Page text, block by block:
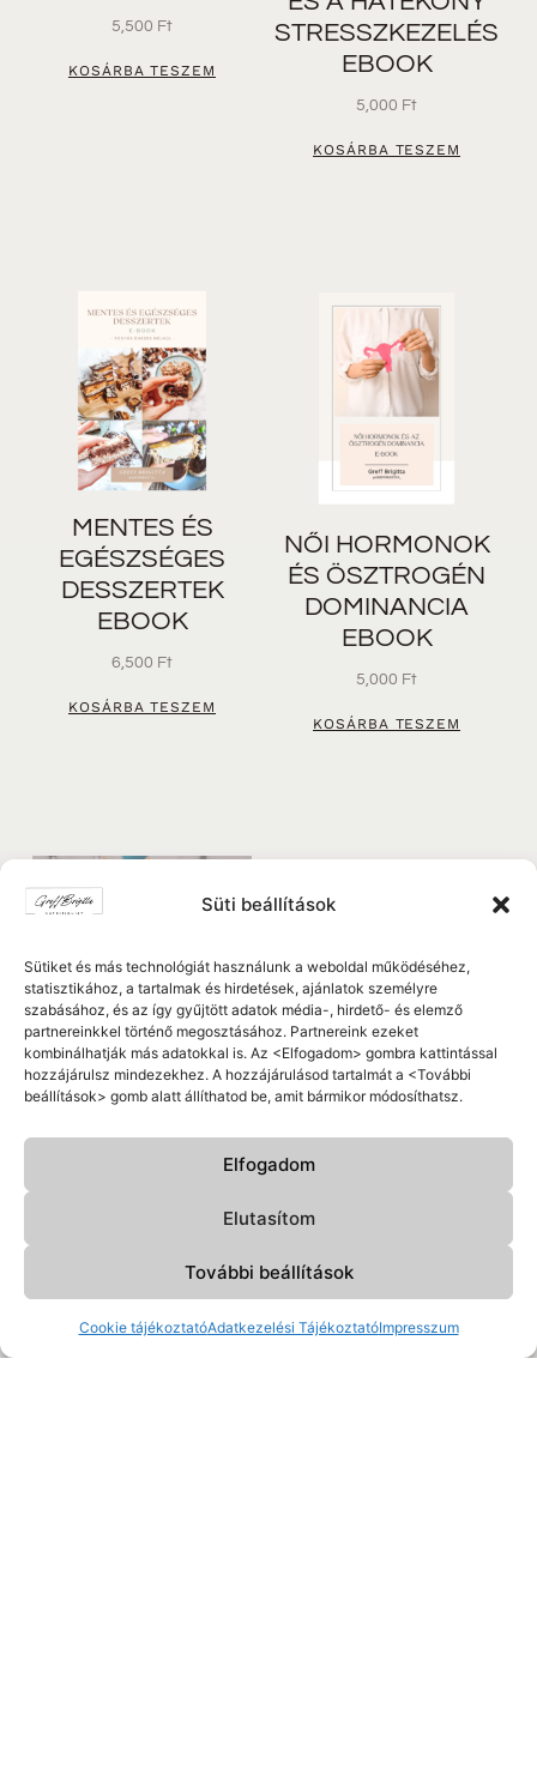
Süti beállítások
Sütiket és más technológiát használunk a weboldal működéséhez,
statisztikához, a tartalmak és hirdetések, ajánlatok személyre
szabásához, és az így gyűjtött adatok média-, hirdető- és elemző
partnereinkkel történő megosztásához. Partnereink ezeket
kombinálhatják más adatokkal is. Az <Elfogadom> gombra kattintással
hozzájárulsz mindezekhez. A hozzájárulásod tartalmát a <További
beállítások> gomb alatt állíthatod be, amit bármikor módosíthatsz.
Elfogadom
Elutasítom
További beállítások
Cookie tájékoztatóAdatkezelési TájékoztatóImpresszum
5,500 Ft
KOSÁRBA TESZEM
STRESSZKEZELÉS
EBOOK
5,000 Ft
KOSÁRBA TESZEM
MENTES ÉS
EGÉSZSÉGES
DESSZERTEK
EBOOK
6,500 Ft
KOSÁRBA TESZEM
NŐI HORMONOK
ÉS ÖSZTROGÉN
DOMINANCIA
EBOOK
5,000 Ft
KOSÁRBA TESZEM
AKCIÓ!
PAJZSMIRIGY
TERMÉSZETES
TÁMOGATÁSA